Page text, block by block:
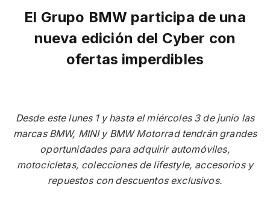
El Grupo BMW participa de una
nueva edición del Cyber con
ofertas imperdibles
Desde este lunes 1 y hasta el miércoles 3 de junio las
marcas BMW, MINI y BMW Motorrad tendrán grandes
oportunidades para adquirir automóviles,
motocicletas, colecciones de lifestyle, accesorios y
repuestos con descuentos exclusivos.